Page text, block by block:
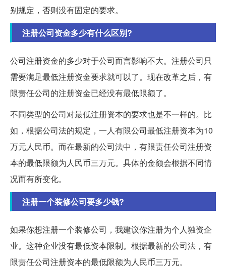
别规定，否则没有固定的要求。
注册公司资金多少有什么区别?
公司注册资金的多少对于公司而言影响不大。注册公司只
需要满足最低注册资金要求就可以了。现在改革之后，有
限责任公司的注册资金已经没有最低限额了。
不同类型的公司对最低注册资本的要求也是不一样的。比
如，根据公司法的规定，一人有限公司最低注册资本为10
万元人民币。而在最新的公司法中，有限责任公司注册资
本的最低限额为人民币三万元。具体的金额会根据不同情
况而有所变化。
注册一个装修公司要多少钱?
如果你想注册一个装修公司，我建议你注册为个人独资企
业。这种企业没有最低资本限制。根据最新的公司法，有
限责任公司注册资本的最低限额为人民币三万元。